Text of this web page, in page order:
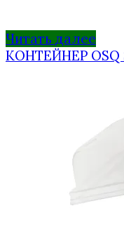
Читать далее
КОНТЕЙНЕР OSQ